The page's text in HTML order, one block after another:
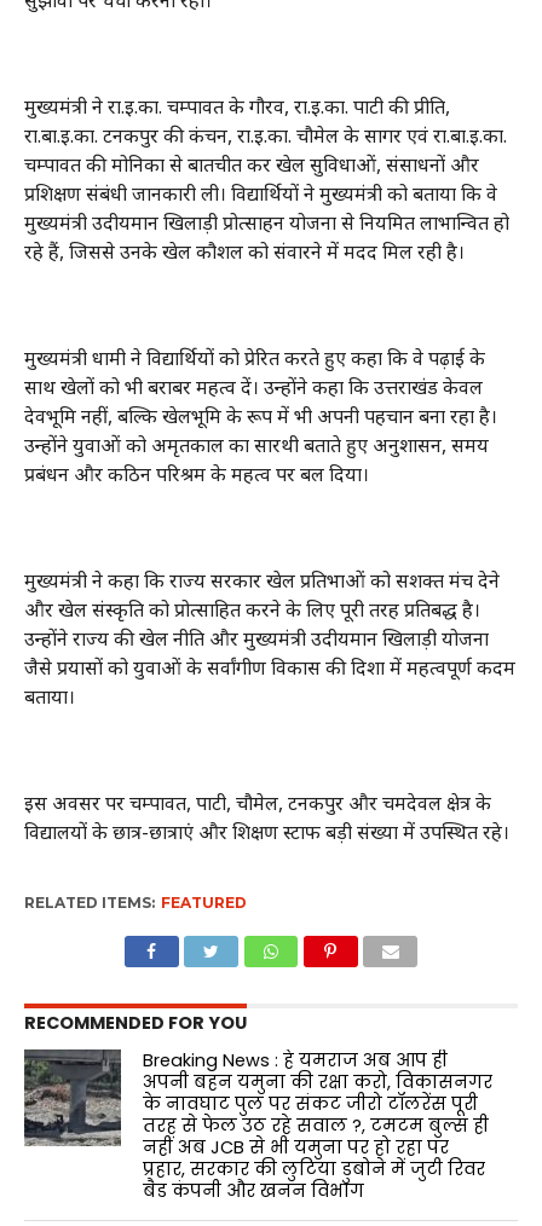
मुख्यमंत्री ने रा.इ.का. चम्पावत के गौरव, रा.इ.का. पाटी की प्रीति,
रा.बा.इ.का. टनकपुर की कंचन, रा.इ.का. चौमेल के सागर एवं रा.बा.इ.का.
चम्पावत की मोनिका से बातचीत कर खेल सुविधाओं, संसाधनों और
प्रशिक्षण संबंधी जानकारी ली। विद्यार्थियों ने मुख्यमंत्री को बताया कि वे
मुख्यमंत्री उदीयमान खिलाड़ी प्रोत्साहन योजना से नियमित लाभान्वित हो
रहे हैं, जिससे उनके खेल कौशल को संवारने में मदद मिल रही है।
मुख्यमंत्री धामी ने विद्यार्थियों को प्रेरित करते हुए कहा कि वे पढ़ाई के
साथ खेलों को भी बराबर महत्व दें। उन्होंने कहा कि उत्तराखंड केवल
देवभूमि नहीं, बल्कि खेलभूमि के रूप में भी अपनी पहचान बना रहा है।
उन्होंने युवाओं को अमृतकाल का सारथी बताते हुए अनुशासन, समय
प्रबंधन और कठिन परिश्रम के महत्व पर बल दिया।
मुख्यमंत्री ने कहा कि राज्य सरकार खेल प्रतिभाओं को सशक्त मंच देने
और खेल संस्कृति को प्रोत्साहित करने के लिए पूरी तरह प्रतिबद्ध है।
उन्होंने राज्य की खेल नीति और मुख्यमंत्री उदीयमान खिलाड़ी योजना
जैसे प्रयासों को युवाओं के सर्वांगीण विकास की दिशा में महत्वपूर्ण कदम
बताया।
इस अवसर पर चम्पावत, पाटी, चौमेल, टनकपुर और चमदेवल क्षेत्र के
विद्यालयों के छात्र-छात्राएं और शिक्षण स्टाफ बड़ी संख्या में उपस्थित रहे।
RELATED ITEMS: FEATURED
RECOMMENDED FOR YOU
Breaking News : हे यमराज अब आप ही
अपनी बहन यमुना की रक्षा करो, विकासनगर
के नावघाट पुल पर संकट जीरो टॉलरेंस पूरी
तरह से फेल उठ रहे सवाल ?, टमटम बुल्स ही
नहीं अब JCB से भी यमुना पर हो रहा पर
प्रहार, सरकार की लुटिया डुबोने में जुटी रिवर
बैड कंपनी और खनन विभाग